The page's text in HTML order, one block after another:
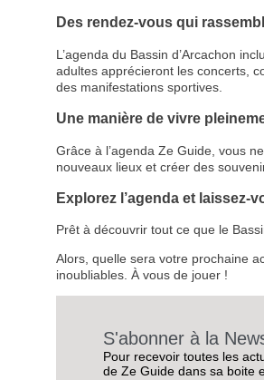
Des rendez-vous qui
L’agenda du Bassin d’Arcachon
adultes apprécieront les concerts,
des manifestations sportives.
Une manière de vivre
Grâce à l’agenda Ze Guide, vous
nouveaux lieux et créer des
Explorez l’agenda et laissez-
Prêt à découvrir tout ce que le
Alors, quelle sera votre prochaine
inoubliables. À vous de jouer !
S'abonner à la
Pour recevoir toutes les
de Ze Guide dans sa boite